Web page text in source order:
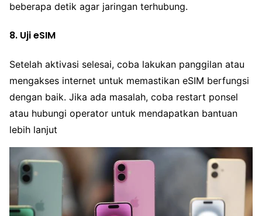
beberapa detik agar jaringan terhubung.
8. Uji eSIM
Setelah aktivasi selesai, coba lakukan panggilan atau
mengakses internet untuk memastikan eSIM berfungsi
dengan baik. Jika ada masalah, coba restart ponsel
atau hubungi operator untuk mendapatkan bantuan
lebih lanjut